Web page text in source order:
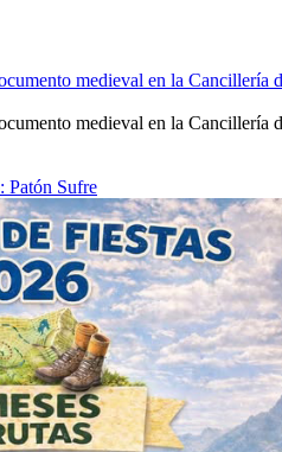
medieval en la Cancillería
medieval en la Cancillería
Patón Sufre